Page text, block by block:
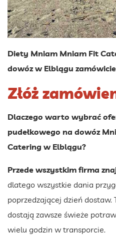
Diety Mniam Mniam Fit
dowóz w Elblągu
Złóż
Dlaczego warto wybrać
pudełkowego na dowóz
Catering w Elblągu?
Przede wszystkim firma
dlatego wszystkie dania
poprzedzającej dzień dostaw.
dostają zawsze świeże
wielu godzin w transporcie.